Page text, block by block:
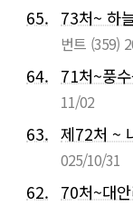
65. 73처~ 하
번트 (359)
64. 71처~풍
11/02
63. 제72처 ~
025/10/31
62. 70처~대